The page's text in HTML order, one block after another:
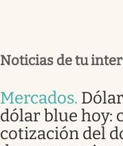
Noticias de tu
Mercados.
dólar blue hoy:
cotización del